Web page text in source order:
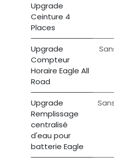
Upgrade
Ceinture 4
Places
Upgrade
Compteur
Horaire Eagle All
Road
Upgrade
Remplissage
centralisé
d'eau pour
batterie Eagle